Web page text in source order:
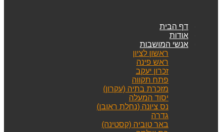
דף הבית
אודות
אנשי המושבות
ראשון לציון
ראש פינה
זכרון יעקב
פתח תקווה
מזכרת בתיה (עקרון)
יסוד המעלה
נס ציונה (נחלת ראובן)
גדרה
באר טוביה (קסטינה)